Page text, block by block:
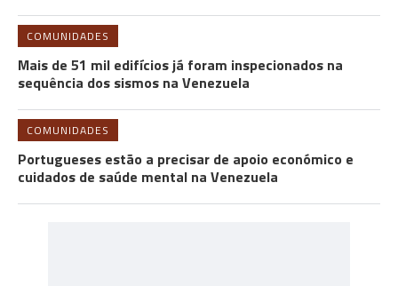
COMUNIDADES
Mais de 51 mil edifícios já foram inspecionados na
sequência dos sismos na Venezuela
COMUNIDADES
Portugueses estão a precisar de apoio económico e
cuidados de saúde mental na Venezuela